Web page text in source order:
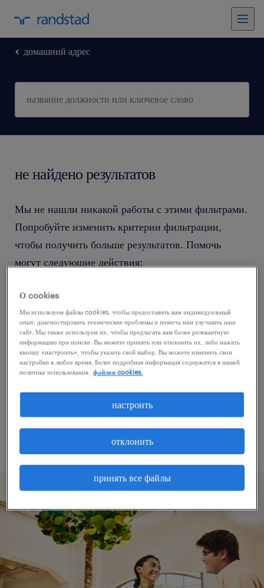
домашний адрес
не найдено результатов
Мы не нашли никакой работы с этими фильтрами.
Попробуйте изменить критерии фильтрации,
чтобы получить больше результатов. Помочь
могут следующие действия:
Попробуйте удалить некоторые из
примененных фильтров.
Вы искали работу в определенном месте?
Учтите возможность расширения диапазона
вокруг местонахождения.
Измените название должности или ключевые
слова и проверьте, правильно ли они
написаны.
О cookies
Мы используем файлы cookies, чтобы предоставить вам индивидуальный
опыт, диагностировать технические проблемы и помочь нам улучшить наш
сайт. Мы также используем их, чтобы предлагать вам более релевантную
информацию при поиске. Вы можете принять или отклонить их, либо нажать
кнопку «настроить», чтобы указать свой выбор. Вы можете изменить свои
настройки в любое время. Более подробная информация содержится в нашей
политике использования
файлов cookies.
принять все файлы
отклонить
настроить